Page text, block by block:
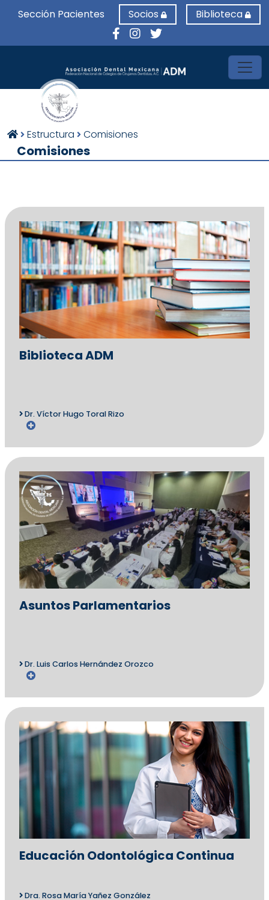
Sección Pacientes Socios Biblioteca
Estructura Comisiones
Comisiones
Biblioteca ADM
Dr. Víctor Hugo Toral Rizo
Asuntos Parlamentarios
Dr. Luis Carlos Hernández Orozco
Educación Odontológica Continua
Dra. Rosa María Yañez González